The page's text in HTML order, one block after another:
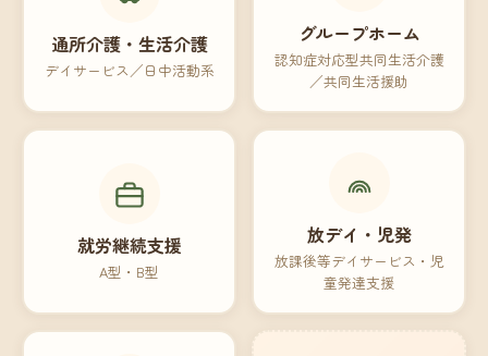
通所介護・生活介護
デイサービス／日中活動系
グループホーム
認知症対応型共同生活介護
／共同生活援助
就労継続支援
A型・B型
放デイ・児発
放課後等デイサービス・児
童発達支援